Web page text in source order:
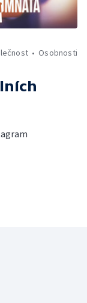
Osobnosti